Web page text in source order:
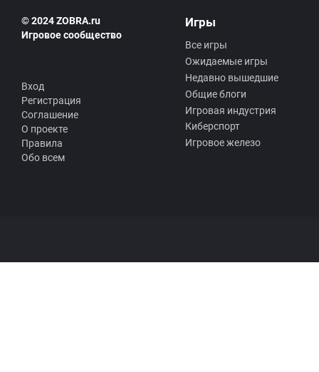
© 2024 ZOBRA.ru
Игровое сообщество
Вход
Регистрация
Соглашение
О проекте
Правила
Обо всем
Игры
Все игры
Ожидаемые игры
Недавно вышедшие
Общие блоги
Игровая индустрия
Киберспорт
Игровое железо